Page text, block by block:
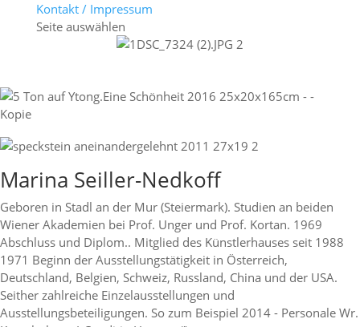
Kontakt / Impressum
Seite auswählen
Marina Seiller-Nedkoff
Geboren in Stadl an der Mur (Steiermark). Studien an beiden
Wiener Akademien bei Prof. Unger und Prof. Kortan. 1969
Abschluss und Diplom.. Mitglied des Künstlerhauses seit 1988
1971 Beginn der Ausstellungstätigkeit in Österreich,
Deutschland, Belgien, Schweiz, Russland, China und der USA.
Seither zahlreiche Einzelausstellungen und
Ausstellungsbeteiligungen. So zum Beispiel 2014 - Personale Wr.